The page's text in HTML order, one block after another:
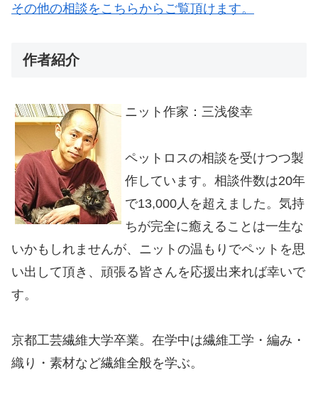
その他の相談をこちらからご覧頂けます。
作者紹介
ニット作家：三浅俊幸
ペットロスの相談を受けつつ製
作しています。相談件数は20年
で13,000人を超えました。気持
ちが完全に癒えることは一生な
いかもしれませんが、ニットの温もりでペットを思
い出して頂き、頑張る皆さんを応援出来れば幸いで
す。
京都工芸繊維大学卒業。在学中は繊維工学・編み・
織り・素材など繊維全般を学ぶ。